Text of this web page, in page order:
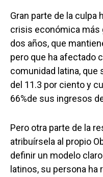
Gran parte de la culpa
crisis económica más
dos años, que
pero que ha afectado
comunidad latina,
del 11.3 por ciento y
66%de sus ingresos
Pero otra parte de la
atribuírsela al propio
definir un modelo
latinos, su persona ha